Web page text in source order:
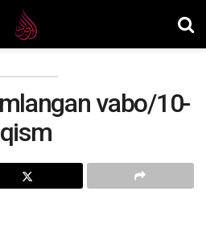
vabo/10-
qism